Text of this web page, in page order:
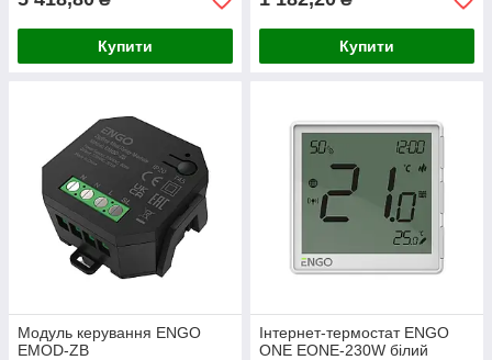
Ключові можливості та переваги
Система підходить для контролю
теплої підлоги
(через центри комутації, наприклад,
ECB62-ZB
радіаторного опалення
через бездротові головки
котлами
Купити Купити
Модуль керування ENGO
EMOD-ZB
Інтернет-термостат ENGO
ONE EONE-230W білий